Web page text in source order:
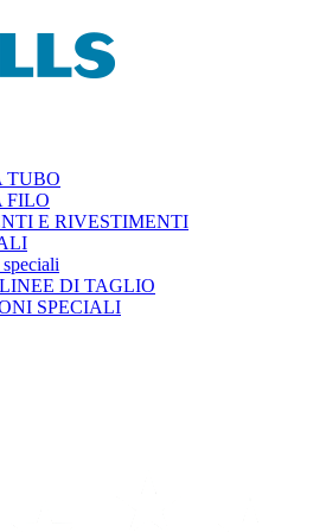
TUBO
FILO
E RIVESTIMENTI
DI TAGLIO
SPECIALI